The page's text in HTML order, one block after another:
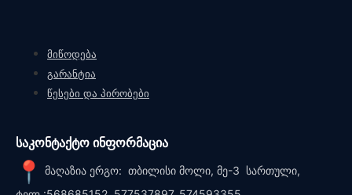
მიწოდება
გარანტია
წესები და პირობები
საკონტაქტო ინფორმაცია
მაღაზია ერგო: თბილისი მოლი, მე-3 სართული,